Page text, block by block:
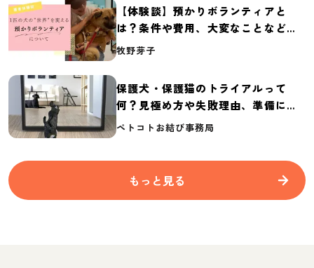
【体験談】預かりボランティアと
は？条件や費用、大変なことなど紹
介
牧野芽子
保護犬・保護猫のトライアルって
何？見極め方や失敗理由、準備に必
要なものを紹介
ペトコトお結び事務局
もっと見る